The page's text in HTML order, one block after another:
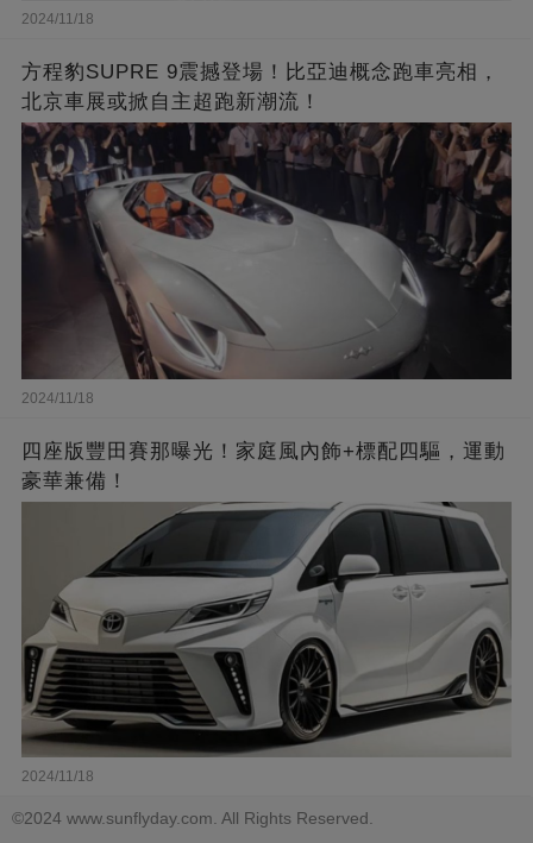
2024/11/18
方程豹SUPRE 9震撼登場！比亞迪概念跑車亮相，
北京車展或掀自主超跑新潮流！
2024/11/18
四座版豐田賽那曝光！家庭風內飾+標配四驅，運動
豪華兼備！
2024/11/18
©2024 www.sunflyday.com. All Rights Reserved.